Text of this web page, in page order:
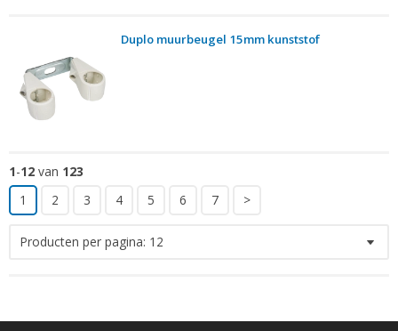
Duplo muurbeugel 15mm kunststof
1-12 van 123
1
2 3 4 5 6 7 >
Producten per pagina: 12